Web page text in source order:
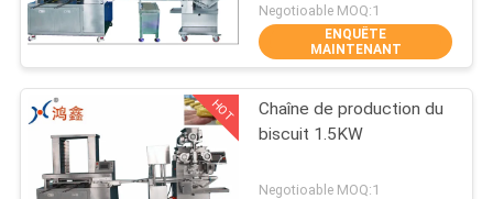
LE
SPECTACLE
VR
Pita Bread
Production Line
9
Negotioable MOQ:1
ENQUÊTE
MAINTENANT
HOT
Chaîne de production du
biscuit 1.5KW
Negotioable MOQ:1